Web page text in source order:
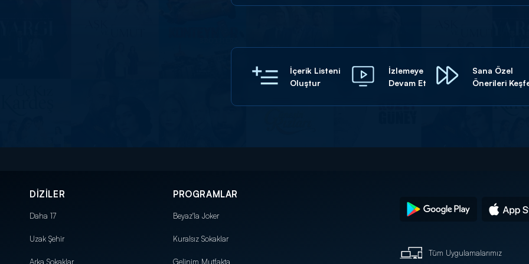
İçerik Listeni
Oluştur
İzlemeye
Devam Et
Sana Özel
Önerileri
DİZİLER
Daha 17
Uzak Şehir
Arka Sokaklar
PROGRAMLAR
Beyaz'la Joker
Kuralsız Sokaklar
Gelinim Mutfakta
Tüm Uygulamalarımız